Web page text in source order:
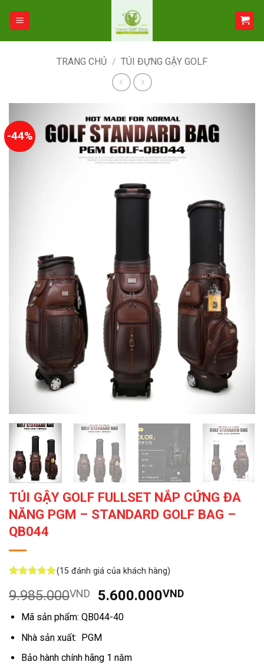
TRANG CHỦ / TÚI ĐỰNG GẬY GOLF
-44%
TÚI GẬY GOLF FULLSET NẮP CỨNG ĐA
NĂNG PGM – STANDARD GOLF BAG –
QB044
dựa trên
đánh giá
(15đánh giá của khách hàng)
9.985.000VND
Giá
gốc
là:
9.985.000VND.
5.600.000VNDGiá
Mã sản phẩm: QB044-40
Nhà sản xuất: PGM
Bảo hành chính hãng 1 năm